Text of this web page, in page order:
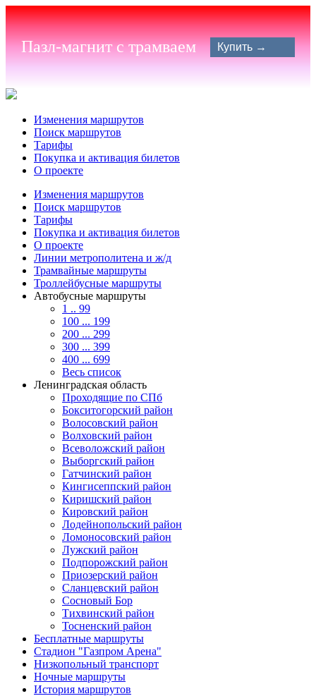
Пазл-магнит с трамваем Купить →
Изменения маршрутов
Поиск маршрутов
Тарифы
Покупка и активация билетов
О проекте
Изменения маршрутов
Поиск маршрутов
Тарифы
Покупка и активация билетов
О проекте
Линии метрополитена и ж/д
Трамвайные маршруты
Троллейбусные маршруты
Автобусные маршруты
1 .. 99
100 ... 199
200 ... 299
300 ... 399
400 ... 699
Весь список
Ленинградская область
Проходящие по СПб
Бокситогорский район
Волосовский район
Волховский район
Всеволожский район
Выборгский район
Гатчинский район
Кингисеппский район
Киришский район
Кировский район
Лодейнопольский район
Ломоносовский район
Лужский район
Подпорожский район
Приозерский район
Сланцевский район
Сосновый Бор
Тихвинский район
Тосненский район
Бесплатные маршруты
Стадион "Газпром Арена"
Низкопольный транспорт
Ночные маршруты
История маршрутов